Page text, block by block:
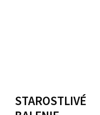
STAROSTLIVÉ